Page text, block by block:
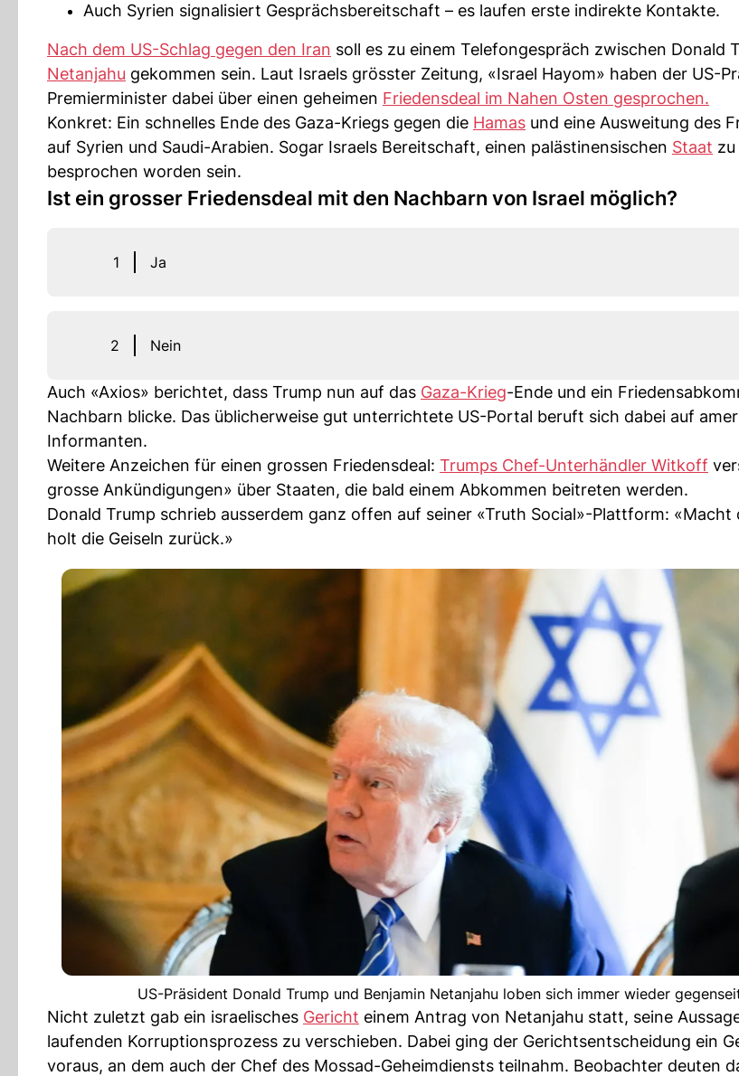
Auch Syrien signalisiert Gesprächsbereitschaft – es laufen erste indirekte Kontakte.
Nach dem US-Schlag gegen den Iran soll es zu einem Telefongespräch zwischen Donald
Netanjahu gekommen sein. Laut Israels grösster Zeitung, «Israel Hayom» haben der US-
Premierminister dabei über einen geheimen Friedensdeal im Nahen Osten gesprochen.
Konkret: Ein schnelles Ende des Gaza-Kriegs gegen die Hamas und eine Ausweitung des
auf Syrien und Saudi-Arabien. Sogar Israels Bereitschaft, einen palästinensischen Staat
besprochen worden sein.
Ist ein grosser Friedensdeal mit den Nachbarn von Israel möglich?
1 Ja
2 Nein
Auch «Axios» berichtet, dass Trump nun auf das Gaza-Krieg-Ende und ein
Nachbarn blicke. Das üblicherweise gut unterrichtete US-Portal beruft sich dabei auf
Informanten.
Weitere Anzeichen für einen grossen Friedensdeal: Trumps Chef-Unterhändler Witkoff
grosse Ankündigungen» über Staaten, die bald einem Abkommen beitreten werden.
Donald Trump schrieb ausserdem ganz offen auf seiner «Truth Social»-Plattform: «Macht
holt die Geiseln zurück.»
US-Präsident Donald Trump und Benjamin Netanjahu loben sich immer wieder
Nicht zuletzt gab ein israelisches Gericht einem Antrag von Netanjahu statt, seine
laufenden Korruptionsprozess zu verschieben. Dabei ging der Gerichtsentscheidung ein
voraus, an dem auch der Chef des Mossad-Geheimdiensts teilnahm. Beobachter deuten